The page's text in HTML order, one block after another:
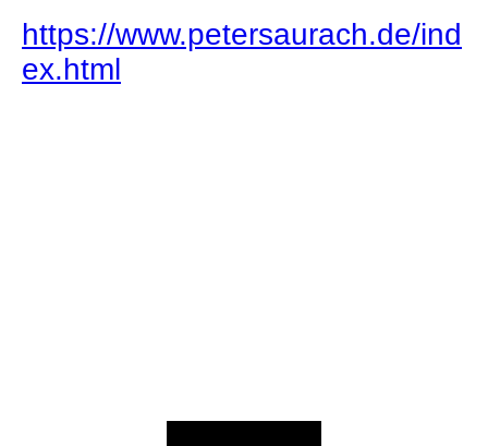
https://www.petersaurach.de/ind
ex.html